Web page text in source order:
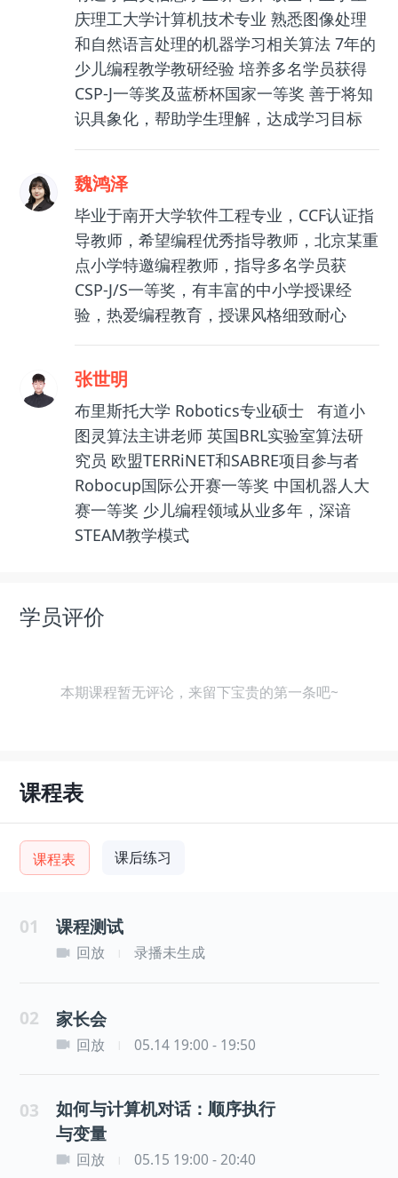
庆理工大学计算机技术专业 熟悉图像处理
和自然语言处理的机器学习相关算法 7年的
少儿编程教学教研经验 培养多名学员获得
CSP-J一等奖及蓝桥杯国家一等奖 善于将知
识具象化，帮助学生理解，达成学习目标
魏鸿泽
毕业于南开大学软件工程专业，CCF认证指
导教师，希望编程优秀指导教师，北京某重
点小学特邀编程教师，指导多名学员获
CSP-J/S一等奖，有丰富的中小学授课经
验，热爱编程教育，授课风格细致耐心
张世明
布里斯托大学 Robotics专业硕士 有道小
图灵算法主讲老师 英国BRL实验室算法研
究员 欧盟TERRiNET和SABRE项目参与者
Robocup国际公开赛一等奖 中国机器人大
赛一等奖 少儿编程领域从业多年，深谙
STEAM教学模式
学员评价
本期课程暂无评论，来留下宝贵的第一条吧~
课程表
课程表 课后练习
01 课程测试
回放 录播未生成
02 家长会
回放 05.14 19:00 - 19:50
03
如何与计算机对话：顺序执行
与变量
回放 05.15 19:00 - 20:40